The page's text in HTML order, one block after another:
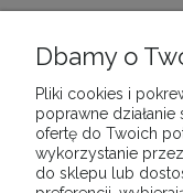
Body, kolor:
Dbamy o
Pliki cookies i
poprawne
ofertę do Twoich
wykorzystanie
do sklepu lub